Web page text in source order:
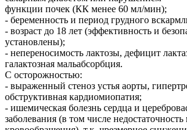
функции почек (КК менее 60 мл/мин);
- беременность и период грудного
- возраст до 18 лет (эффективность и
установлены);
- непереносимость лактозы, дефицит
галактозная мальабсорбция.
С осторожностью:
- выраженный стеноз устья аорты,
обструктивная кардиомиопатия;
- ишемическая болезнь сердца и
заболевания (в том числе недостаточность